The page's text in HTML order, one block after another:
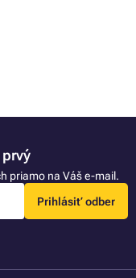
priamo na Váš e-mail.
Prihlásiť odber